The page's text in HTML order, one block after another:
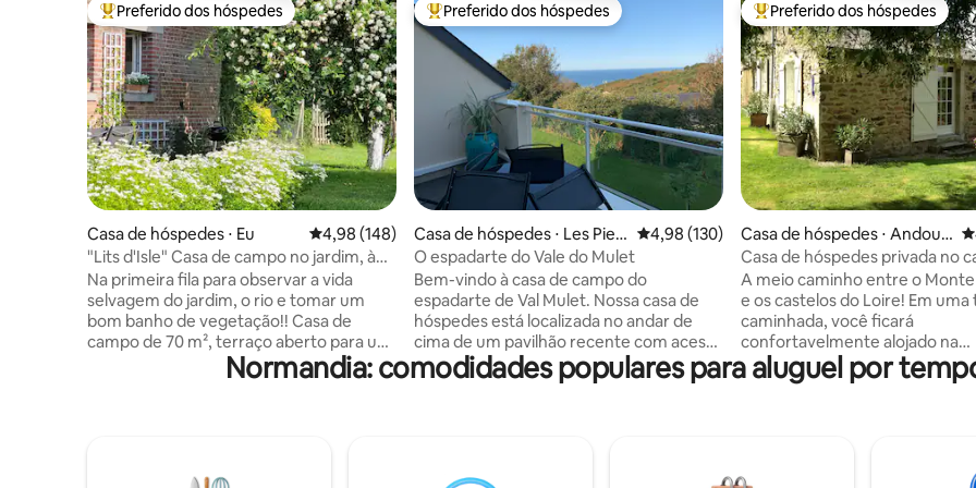
Entre os melhores preferidos dos hóspedes
Preferido dos hóspedes
Casa de hóspedes ⋅ Eu 4,98 de uma avaliação média de 5, 148 avaliações
4,98 (148)
"Lits d'Isle" Casa de campo no jardim, à
beira do rio
Na primeira fila para observar a vida
selvagem do jardim, o rio e tomar um
bom banho de vegetação!! Casa de
campo de 70 m², terraço aberto para um
grande terreno arborizado e florido, casa
independente, sem vizinhos. Sala de
Entre os melhores preferidos dos hóspedes
Preferido dos hóspedes
Casa de hóspedes ⋅ Les Pieu
x
4,98 de uma avaliação média de 5, 130
4,98 (130)
O espadarte do Vale do Mulet
Bem-vindo à casa de campo do
espadarte de Val Mulet. Nossa casa de
hóspedes está localizada no andar de
cima de um pavilhão recente com acesso
independente e jardim privado. Na costa
oeste de Cotentin, nossa casa fica a 1 km
Entre os melhores preferidos
Preferido dos hóspedes
Casa de hóspedes ⋅ Andouill
é
Casa de hóspedes privada no
Café da manhã incluso
A meio caminho entre o
e os castelos do Loire! Em uma trilha de
caminhada, você ficará
confortavelmente alojado na
tranquilidade do campo e com
independência. Você terá à sua
para as pastagens. Sozinho, em
Normandia: comodidades populares para aluguel por